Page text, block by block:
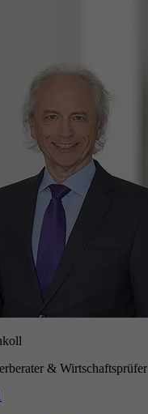
& Wirtschaftsprüfer